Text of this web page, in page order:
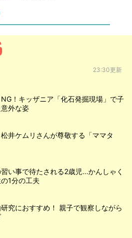
23:30更新
！キッザニア「化石発掘現場」で子
外な姿
井ケムリさんが尊敬する「ママタ
い事で待たされる2歳児...かんしゃく
1分の工夫
究におすすめ！ 親子で観察しながら